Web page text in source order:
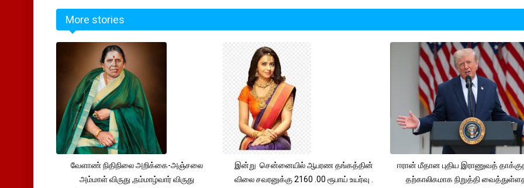
More stories
வேளாண் நிதிநிலை அறிக்கை-அஞ்சலை
அம்மாள் விருது ,நம்மாழ்வார் விருது
இன்று சென்னையில் ஆபரண தங்கத்தின்
விலை சவரனுக்கு 2160 .00 ரூபாய் உயர்வு .
ஈரான் மீதான புதிய இராணுவத்
தற்காலிகமாக நிறுத்தி